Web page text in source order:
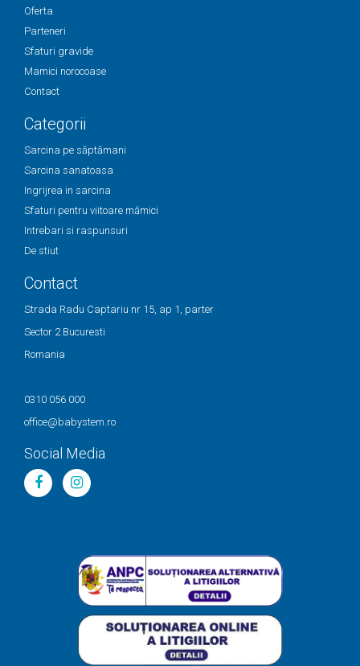
Oferta
Parteneri
Sfaturi gravide
Mamici norocoase
Contact
Categorii
Sarcina pe săptămani
Sarcina sanatoasa
Ingrijrea in sarcina
Sfaturi pentru viitoare mămici
Intrebari si raspunsuri
De stiut
Contact
Strada Radu Captariu nr 15, ap 1, parter
Sector 2 Bucuresti
Romania
0310 056 000
office@babystem.ro
Social Media